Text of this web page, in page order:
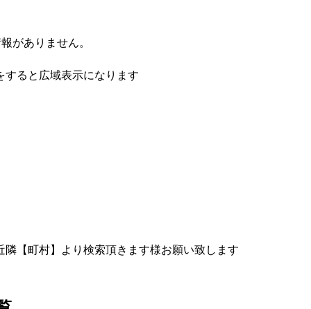
がありません。
ると広域表示になります
【町村】より検索頂きます様お願い致します